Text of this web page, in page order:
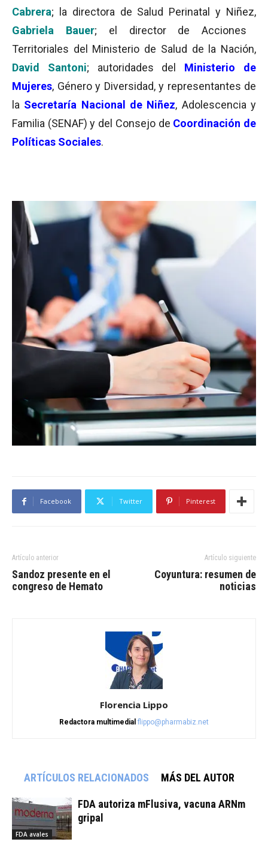
Cabrera; la directora de Salud Perinatal y Niñez,
Gabriela Bauer; el director de Acciones
Territoriales del Ministerio de Salud de la Nación,
David Santoni; autoridades del
Ministerio de
Mujeres, Género y Diversidad, y representantes de
la Secretaría Nacional de Niñez, Adolescencia y
Familia (SENAF) y del Consejo de Coordinación de
Políticas Sociales.
Facebook Twitter Pinterest
Artículo anterior
Sandoz presente en el
congreso de Hemato
Artículo siguiente
Coyuntura: resumen de
noticias
Florencia Lippo
Redactora multimedial flippo@pharmabiz.net
ARTÍCULOS RELACIONADOS MÁS DEL AUTOR
FDA avales
FDA autoriza mFlusiva, vacuna ARNm
gripal